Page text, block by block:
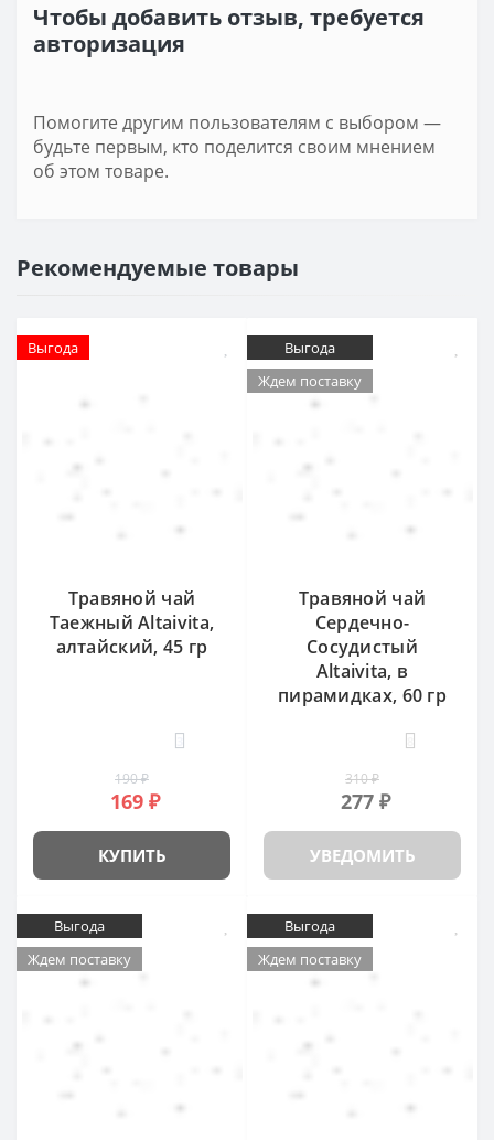
Чтобы добавить отзыв, требуется
авторизация
Помогите другим пользователям с выбором —
будьте первым, кто поделится своим мнением
об этом товаре.
Рекомендуемые товары
Выгода
Травяной чай
Таежный Altaivita,
алтайский, 45 гр
190 ₽
169 ₽
КУПИТЬ
Выгода
Ждем поставку
Травяной чай
Сердечно-
Сосудистый
Altaivita, в
пирамидках, 60 гр
310 ₽
277 ₽
УВЕДОМИТЬ
Выгода
Ждем поставку
Выгода
Ждем поставку